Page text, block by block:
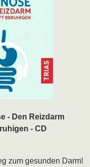
- Den Reizdarm
- CD
zum gesunden Darm!